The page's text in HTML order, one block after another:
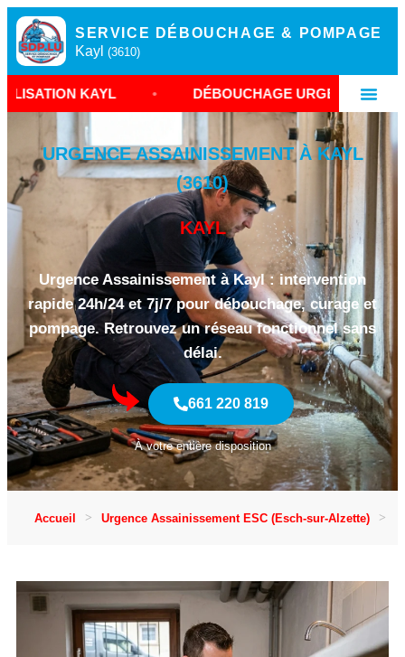
SERVICE DÉBOUCHAGE & POMPAGE
Kayl (3610)
• DÉBOUCHAGE URGENT LUXEMBOURG
URGENCE ASSAINISSEMENT À KAYL
(3610)
KAYL
Urgence Assainissement à Kayl : intervention
rapide 24h/24 et 7j/7 pour débouchage, curage et
pompage. Retrouvez un réseau fonctionnel sans
délai.
661 220 819
À votre entière disposition
Accueil Urgence Assainissement ESC (Esch-sur-Alzette)